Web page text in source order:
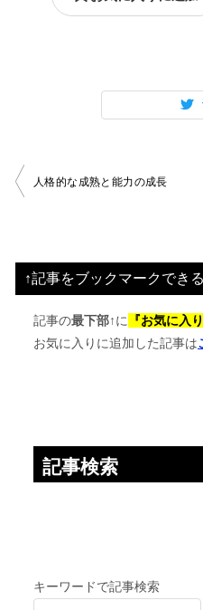
投
ビ
ゲ
ー
シ
人格的な成熟と能力の成長
↑記事をブックマークでき
記事の最下部↑に 『お気に入
お気に入りに追加した記事は
記事検索
キーワードで記事検索